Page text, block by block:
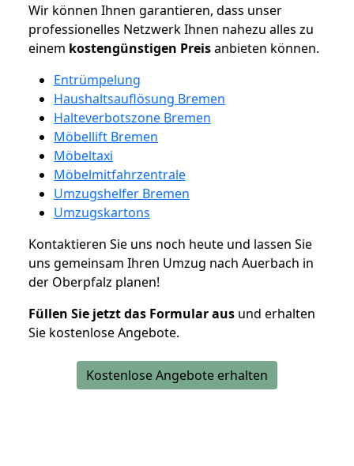
Wir können Ihnen garantieren, dass unser
professionelles Netzwerk Ihnen nahezu alles zu
einem kostengünstigen Preisanbieten können.
Entrümpelung
Haushaltsauflösung Bremen
Halteverbotszone Bremen
Möbellift Bremen
Möbeltaxi
Möbelmitfahrzentrale
Umzugshelfer Bremen
Umzugskartons
Kontaktieren Sie uns noch heute und lassen Sie
uns gemeinsam Ihren Umzug nach Auerbach in
der Oberpfalz planen!
Füllen Sie jetzt das Formular aus und erhalten
Sie kostenlose Angebote.
Kostenlose Angebote erhalten